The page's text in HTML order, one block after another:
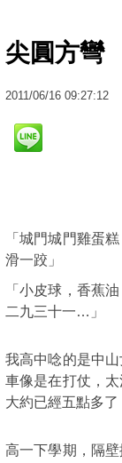
尖圓方彎
2011/06/16 09:27:12
「城門城門雞蛋
滑一跤」
「小皮球，香蕉
二九三十一…」
我高中唸的是中
車像是在打仗，
大約已經五點多了
高一下學期，隔